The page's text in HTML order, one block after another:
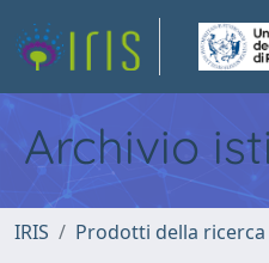
Archivio
IRIS Prodotti della ricerca